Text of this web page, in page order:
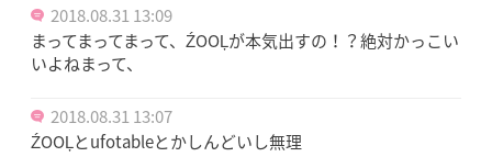
2018.08.31 13:09
まってまってまって、ŹOOĻが本気出すの！？絶対かっこい
いよねまって、
2018.08.31 13:07
ŹOOĻとufotableとかしんどいし無理